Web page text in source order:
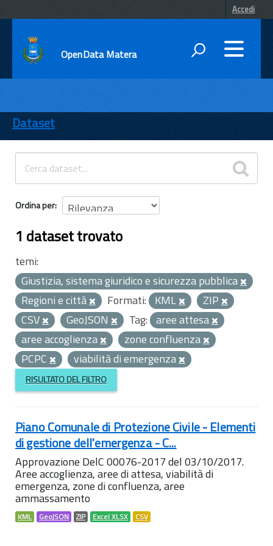
Accedi
OpenData Matera
ENTI
TEMI
INFORMAZIONI
Dataset
Ordina per
1 dataset trovato
temi:
Giustizia, sistema giuridico e sicurezza pubblica
Regioni e città
Formati: KML
ZIP
CSV
GeoJSON Tag: aree attesa
aree accoglienza
zone confluenza
PCPC
viabilità di emergenza
RISULTATO DEL FILTRO
Piano Comunale di Protezione Civile - Elementi
di gestione dell'emergenza - C...
Approvazione DelC 00076-2017 del 03/10/2017.
Aree accoglienza, aree di attesa, viabilità di
emergenza, zone di confluenza, aree
ammassamento
KML GeoJSON ZIP Excel XLSX CSV